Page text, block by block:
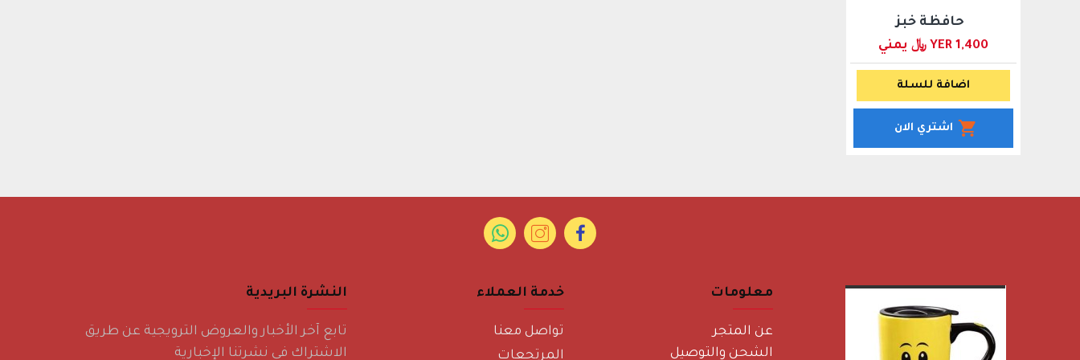
حافظة خبز
YER 1,400 ﷼ يمني
اضافة للسلة
اشتري الان
معلومات
عن المتجر
الشحن والتوصيل
خدمة العملاء
تواصل معنا
المرتجعات
النشرة البريدية
تابع آخر الأخبار والعروض الترويجية عن طريق
الاشتراك في نشرتنا الإخبارية